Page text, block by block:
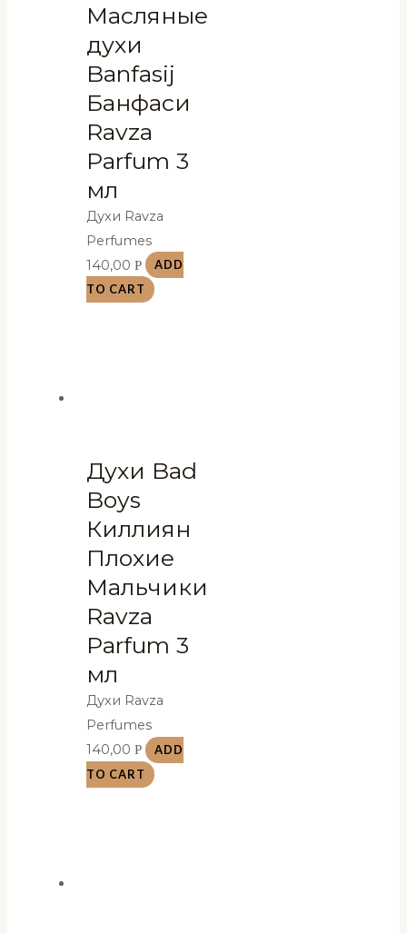
Масляные
духи
Banfasij
Банфаси
Ravza
Parfum 3
мл
Духи Ravza
Perfumes
140,00Р
ADD
TO CART
Духи Bad
Boys
Киллиян
Плохие
Мальчики
Ravza
Parfum 3
мл
Духи Ravza
Perfumes
140,00Р
ADD
TO CART